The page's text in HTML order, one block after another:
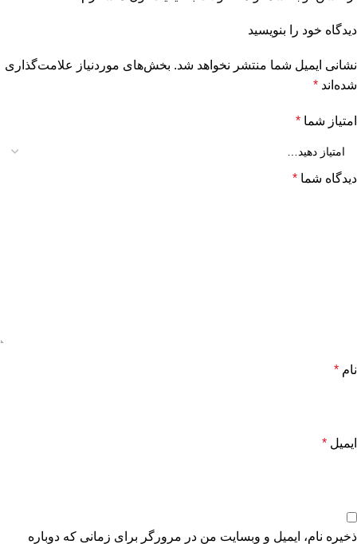
دیدگاه خود را بنویسید
نشانی ایمیل شما منتشر نخواهد شد. بخش‌های موردنیاز علامت‌گذاری
شده‌اند *
امتیاز شما *
دیدگاه شما *
نام *
ایمیل *
ذخیره نام، ایمیل و وبسایت من در مرورگر برای زمانی که دوباره